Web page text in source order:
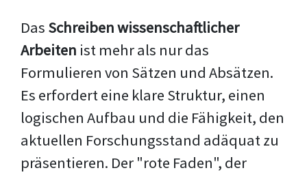
Das Schreiben wissenschaftlicher
Arbeiten ist mehr als nur das
Formulieren von Sätzen und Absätzen.
Es erfordert eine klare Struktur, einen
logischen Aufbau und die Fähigkeit, den
aktuellen Forschungsstand adäquat zu
präsentieren. Der "rote Faden", der